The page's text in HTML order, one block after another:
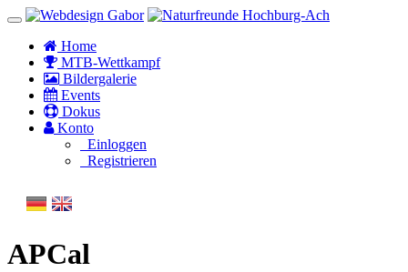
Home
MTB-Wettkampf
Bildergalerie
Events
Dokus
Konto
Einloggen
Registrieren
APCal